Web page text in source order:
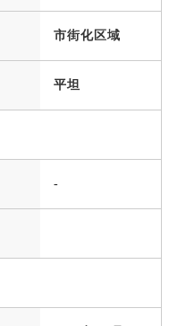
市街化区域
平坦
-